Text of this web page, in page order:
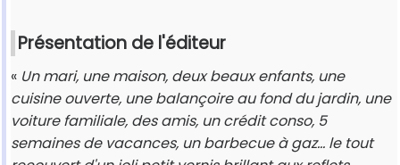
Présentation de l'éditeur
« Un mari, une maison, deux beaux enfants, une
cuisine ouverte, une balançoire au fond du jardin, une
voiture familiale, des amis, un crédit conso, 5
semaines de vacances, un barbecue à gaz… le tout